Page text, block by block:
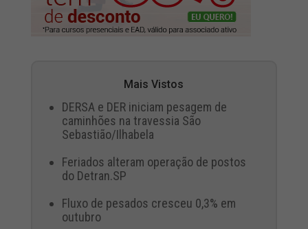
Mais Vistos
DERSA e DER iniciam pesagem de
caminhões na travessia São
Sebastião/Ilhabela
Feriados alteram operação de postos
do Detran.SP
Fluxo de pesados cresceu 0,3% em
outubro